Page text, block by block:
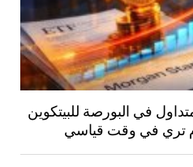
في البورصة للبيتكوين
تري في وقت قياسي